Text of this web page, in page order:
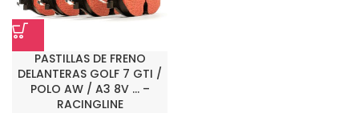
PASTILLAS DE FRENO
DELANTERAS GOLF 7 GTI /
POLO AW / A3 8V … –
RACINGLINE